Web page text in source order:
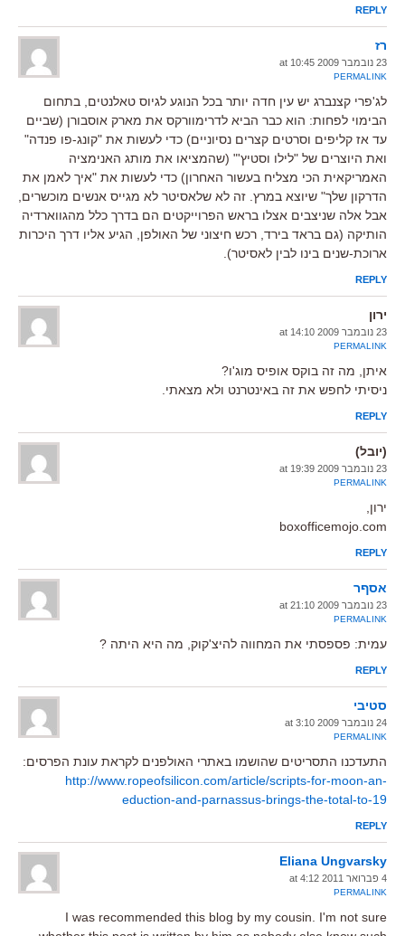
REPLY
רז
23 נובמבר 2009 at 10:45
PERMALINK
לג'פרי קצנברג יש עין חדה יותר בכל הנוגע לגיוס טאלנטים, בתחום
הבימוי לפחות: הוא כבר הביא לדרימוורקס את מארק אוסבורן (שביים
עד אז קליפים וסרטים קצרים נסיוניים) כדי לעשות את "קונג-פו פנדה"
ואת היוצרים של "לילו וסטיץ'" (שהמציאו את מותג האנימציה
האמריקאית הכי מצליח בעשור האחרון) כדי לעשות את "איך לאמן את
הדרקון שלך" שיוצא במרץ. זה לא שלאסיטר לא מגייס אנשים מוכשרים,
אבל אלה שניצבים אצלו בראש הפרוייקטים הם בדרך כלל מהגווארדיה
הותיקה (גם בראד בירד, רכש חיצוני של האולפן, הגיע אליו דרך היכרות
ארוכת-שנים בינו לבין לאסיטר).
REPLY
ירון
23 נובמבר 2009 at 14:10
PERMALINK
איתן, מה זה בוקס אופיס מוג'ו?
ניסיתי לחפש את זה באינטרנט ולא מצאתי.
REPLY
(יובל)
23 נובמבר 2009 at 19:39
PERMALINK
ירון,
boxofficemojo.com
REPLY
אסףר
23 נובמבר 2009 at 21:10
PERMALINK
עמית: פספסתי את המחווה להיצ'קוק, מה היא היתה ?
REPLY
סטיבי
24 נובמבר 2009 at 3:10
PERMALINK
התעדכנו התסריטים שהושמו באתרי האולפנים לקראת עונת הפרסים:
http://www.ropeofsilicon.com/article/scripts-for-moon-an-
eduction-and-parnassus-brings-the-total-to-19
REPLY
Eliana Ungvarsky
4 פברואר 2011 at 4:12
PERMALINK
I was recommended this blog by my cousin. I'm not sure